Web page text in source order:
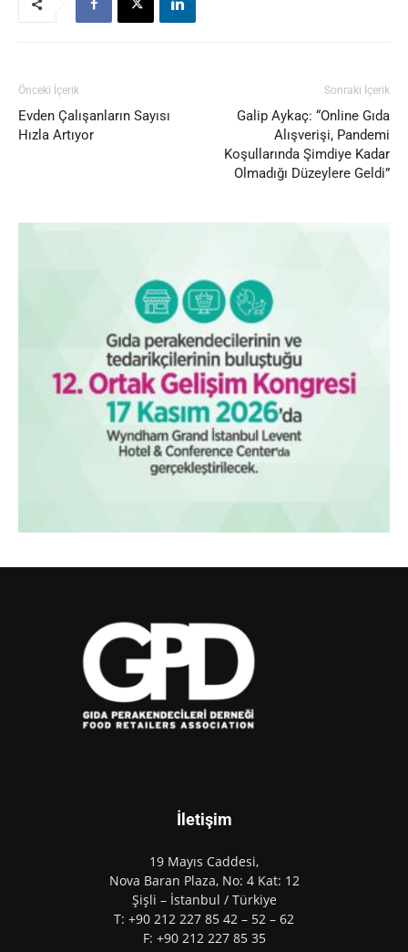
Önceki İçerik
Evden Çalışanların Sayısı
Hızla Artıyor
Sonraki İçerik
Galip Aykaç: “Online Gıda
Alışverişi, Pandemi
Koşullarında Şimdiye Kadar
Olmadığı Düzeylere Geldi”
İletişim
19 Mayıs Caddesi,
Nova Baran Plaza, No: 4 Kat: 12
Şişli – İstanbul / Türkiye
T: +90 212 227 85 42 – 52 – 62
F: +90 212 227 85 35